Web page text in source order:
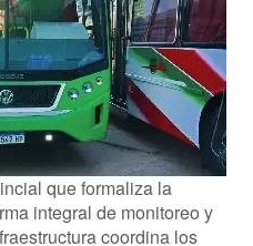
que formaliza la
integral de monitoreo y
coordina los